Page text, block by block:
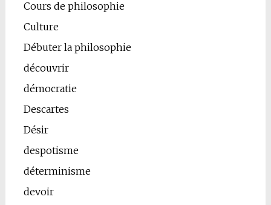
Cours de philosophie
Culture
Débuter la philosophie
découvrir
démocratie
Descartes
Désir
despotisme
déterminisme
devoir